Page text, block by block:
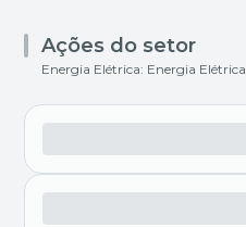
Ações do setor
Energia Elétrica: Energia Elétrica